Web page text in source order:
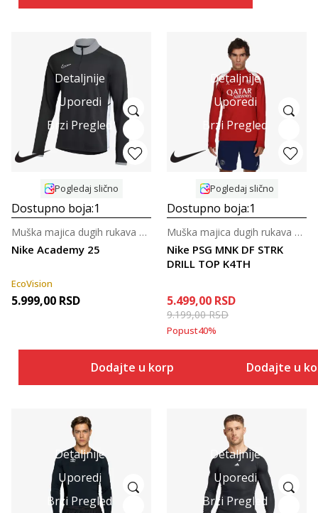
Detaljnije
Uporedi
Brzi Pregled
Pogledaj slično
Dostupno boja:1
Nike Academy 25
Muška majica dugih rukava za fudbal
EcoVision
5.999,00 RSD
Dodajte u korpu
Detaljnije
Uporedi
Brzi Pregled
Pogledaj slično
Dostupno boja:1
Nike PSG MNK DF STRK
DRILL TOP K4TH
Muška majica dugih rukava za fudbal
5.499,00 RSD
9.199,00RSD
Popust40%
Dodajte u
Detaljnije
Uporedi
Brzi Pregled
Detaljnije
Uporedi
Brzi Pregled